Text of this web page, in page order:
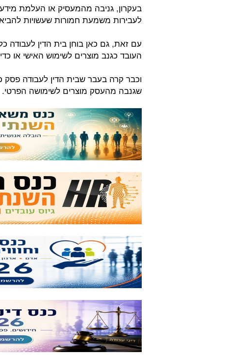
בעקרון, גניבה מהמעסיק או העלמת מידע
לעבירות משמעת חמורות שעשויות להביא
עם זאת, גם כאן בוחן בית הדין
העובד כגנב מוצרים לשימוש האישי או
וכבר קרה בעבר שבית הדין לעבודה פסק
שגנבה מהעסק מוצרים לשימושה הפרטי.